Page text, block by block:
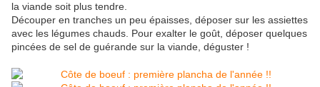
la viande soit plus tendre.
Découper en tranches un peu épaisses, déposer sur les assiettes
avec les légumes chauds. Pour exalter le goût, déposer quelques
pincées de sel de guérande sur la viande, déguster !